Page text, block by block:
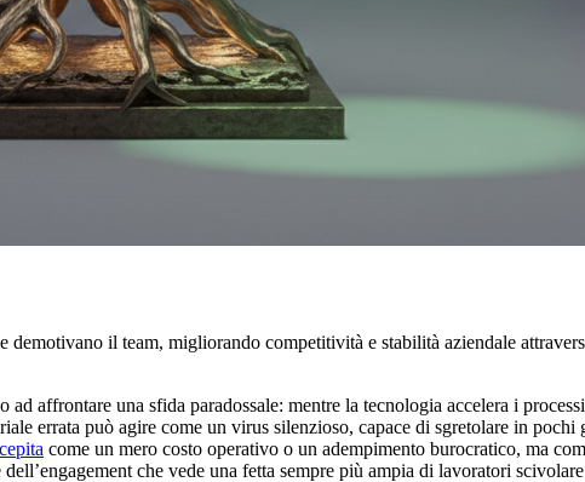
il team, migliorando competitività e stabilità aziendale
affrontare una sfida paradossale: mentre la tecnologia accelera i
errata può agire come un virus silenzioso, capace di sgretolare in
come un mero costo operativo o un adempimento burocratico, ma
che vede una fetta sempre più ampia di lavoratori